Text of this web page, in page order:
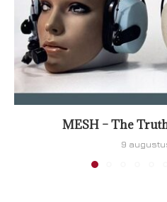
MESH – The
9